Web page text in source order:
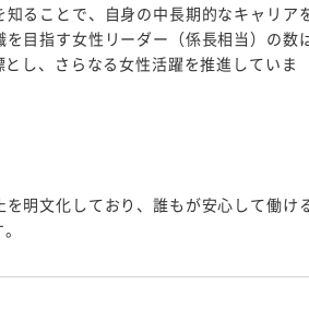
ることで、自身の中長期的なキャリア
目指す女性リーダー（係長相当）の数
し、さらなる女性活躍を推進していま
明文化しており、誰もが安心して働け